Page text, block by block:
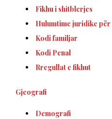
Fikhu i shitblerjes
Hulumtime juridike për
Kodi familjar
Kodi Penal
Rregullat e fikhut
Gjeografi
Demografi